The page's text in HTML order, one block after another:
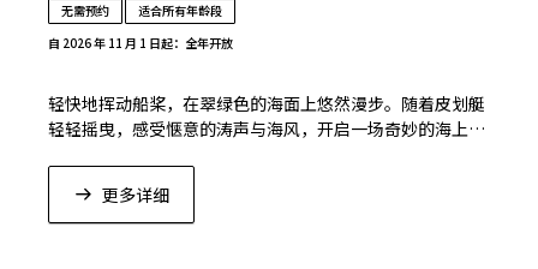
无需预约
适合所有年龄段
自 2026 年 11 月 1 日起：全年开放
轻快地挥动船桨，在翠绿色的海面上悠然漫步。随着皮划艇
轻轻摇曳，感受惬意的涛声与海风，开启一场奇妙的海上冒
更多详细